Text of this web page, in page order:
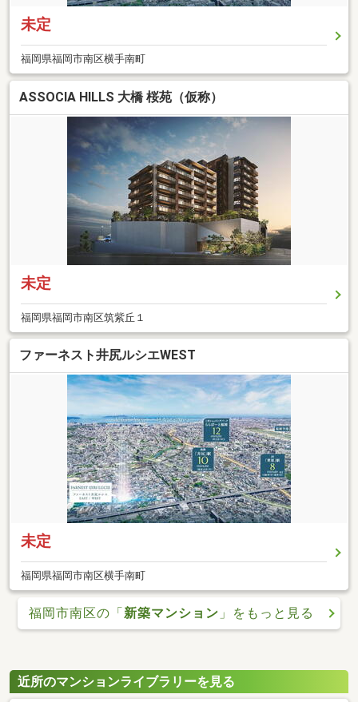
未定
福岡県福岡市南区横手南町
ASSOCIA HILLS 大橋 桜苑（仮称）
未定
福岡県福岡市南区筑紫丘１
ファーネスト井尻ルシエWEST
未定
福岡県福岡市南区横手南町
福岡市南区の「新築マンション 」をもっと見る
近所のマンションライブラリーを見る